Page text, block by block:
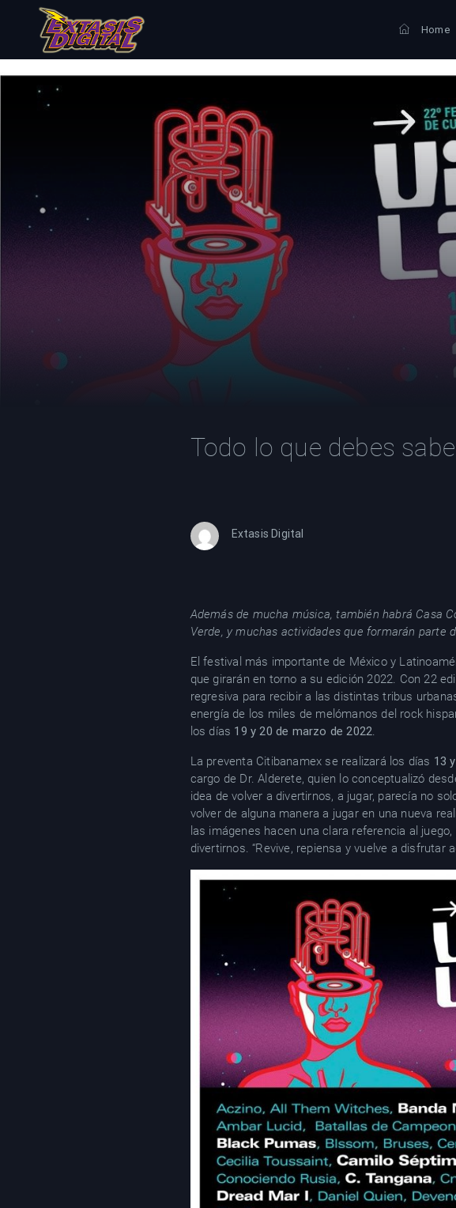
Home
Todo lo que debes
Extasis Digital
Además de mucha música, también habrá Casa
Verde, y muchas actividades que formarán parte
El festival más importante de México y
que girarán en torno a su edición 2022. Con 22
regresiva para recibir a las distintas tribus
energía de los miles de melómanos del rock
los días 19 y 20 de marzo de 2022.
La preventa Citibanamex se realizará los días 13
cargo de Dr. Alderete, quien lo conceptualizó
idea de volver a divertirnos, a jugar, parecía no
volver de alguna manera a jugar en una nueva
las imágenes hacen una clara referencia al
divertirnos. “Revive, repiensa y vuelve a disfrutar